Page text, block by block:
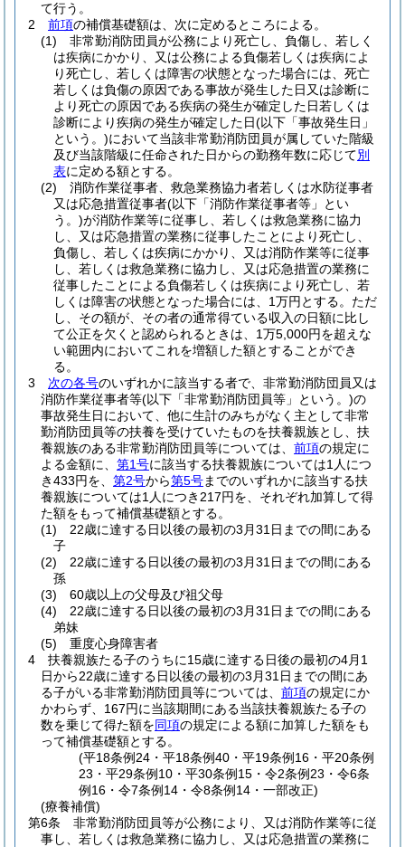
て行う。
2
前項の補償基礎額は、次に定めるところによる。
(1)
非常勤消防団員が公務により死亡し、負傷し、若しく
は疾病にかかり、又は公務による負傷若しくは疾病によ
り死亡し、若しくは障害の状態となった場合には、死亡
若しくは負傷の原因である事故が発生した日又は診断に
より死亡の原因である疾病の発生が確定した日若しくは
診断により疾病の発生が確定した日(以下「事故発生日」
という。)において当該非常勤消防団員が属していた階級
及び当該階級に任命された日からの勤務年数に応じて別
表に定める額とする。
(2)
消防作業従事者、救急業務協力者若しくは水防従事者
又は応急措置従事者(以下「消防作業従事者等」とい
う。)が消防作業等に従事し、若しくは救急業務に協力
し、又は応急措置の業務に従事したことにより死亡し、
負傷し、若しくは疾病にかかり、又は消防作業等に従事
し、若しくは救急業務に協力し、又は応急措置の業務に
従事したことによる負傷若しくは疾病により死亡し、若
しくは障害の状態となった場合には、1万円とする。 ただ
し、その額が、その者の通常得ている収入の日額に比し
て公正を欠くと認められるときは、1万5,000円を超えな
い範囲内においてこれを増額した額とすることができ
る。
3
次の各号のいずれかに該当する者で、非常勤消防団員又は
消防作業従事者等(以下「非常勤消防団員等」という。)の
事故発生日において、他に生計のみちがなく主として非常
勤消防団員等の扶養を受けていたものを扶養親族とし、扶
養親族のある非常勤消防団員等については、 前項の規定に
よる金額に、 第1号に該当する扶養親族については1人につ
き433円を、 第2号から第5号までのいずれかに該当する扶
養親族については1人につき217円を、それぞれ加算して得
た額をもって補償基礎額とする。
(1)
22歳に達する日以後の最初の3月31日までの間にある
子
(2)
22歳に達する日以後の最初の3月31日までの間にある
孫
(3)
60歳以上の父母及び祖父母
(4)
22歳に達する日以後の最初の3月31日までの間にある
弟妹
(5)
重度心身障害者
4
扶養親族たる子のうちに15歳に達する日後の最初の4月1
日から22歳に達する日以後の最初の3月31日までの間にあ
る子がいる非常勤消防団員等については、 前項の規定にか
かわらず、167円に当該期間にある当該扶養親族たる子の
数を乗じて得た額を同項の規定による額に加算した額をも
って補償基礎額とする。
(平18条例24・平18条例40・平19条例16・平20条例
23・平29条例10・平30条例15・令2条例23・令6条
例16・令7条例14・令8条例14・一部改正)
(療養補償)
第6条
非常勤消防団員等が公務により、又は消防作業等に従
事し、若しくは救急業務に協力し、又は応急措置の業務に